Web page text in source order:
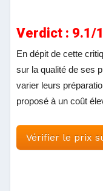
Verdict : 9.1/
En dépit de cette
sur la qualité de ses
varier leurs
proposé à un coût
Vérifier le prix